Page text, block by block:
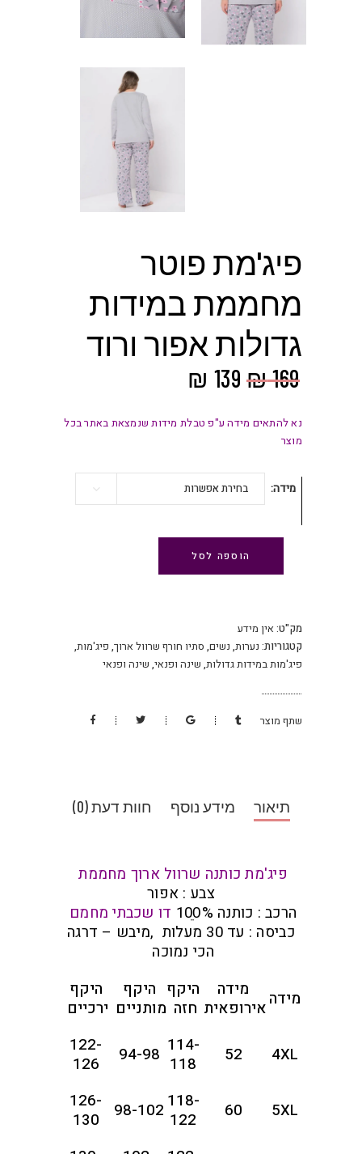
פיג'מת פוטר
מחממת במידות
גדולות אפור ורוד
₪169
המחיר
היה:
₪ 139
הוא:
נא להתאים מידה ע"פ טבלת מידות שנמצאת באתר בכל
מוצר
מידה בחירת אפשרות
הוספה לסל
מק"ט: אין מידע
קטגוריות: נערות, נשים, סתיו חורף שרוול ארוך, פיג'מות,
פיג'מות במידות גדולות, שינה ופנאי, שינה ופנאי
שתף מוצר
תיאור מידע נוסף חוות דעת (0)
פיג'מת כותנה שרוול ארוך מחממת
צבע : אפור
הרכב : כותנה 100ֵ%
דו שכבתי מחמם
כביסה : עד 30 מעלות ,מיבש – דרגה
הכי נמוכה
מידה
מידה
אירופאית
היקף
חזה
היקף
מותניים
היקף
ירכיים
4XL
52
114-
118
94-98
122-
126
5XL
60
118-
122
98-102
126-
130